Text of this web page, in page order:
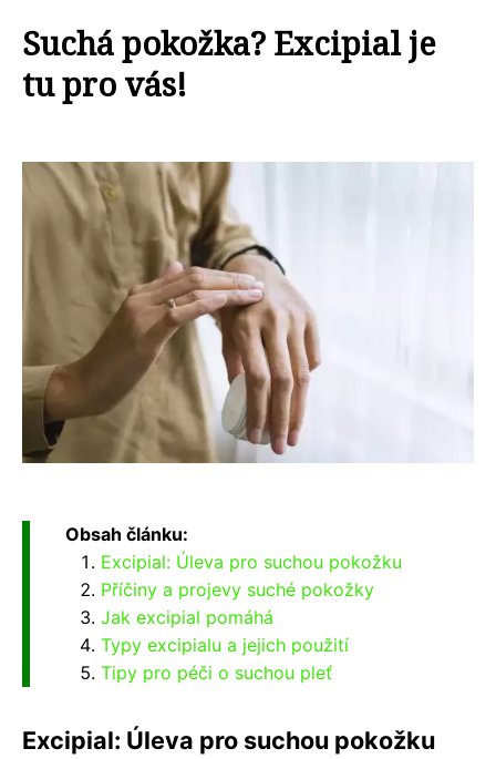
Suchá pokožka? Excipial je
tu pro vás!
Obsah článku:
Excipial: Úleva pro suchou pokožku
Příčiny a projevy suché pokožky
Jak excipial pomáhá
Typy excipialu a jejich použití
Tipy pro péči o suchou pleť
Excipial: Úleva pro suchou pokožku